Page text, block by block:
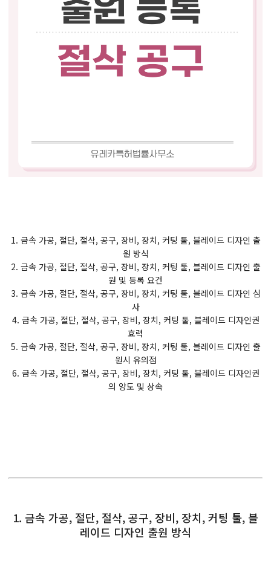
1. 금속 가공, 절단, 절삭, 공구, 장비, 장치, 커팅 툴, 블레이드 디자인 출
원 방식
2. 금속 가공, 절단, 절삭, 공구, 장비, 장치, 커팅 툴, 블레이드 디자인 출
원 및 등록 요건
3. 금속 가공, 절단, 절삭, 공구, 장비, 장치, 커팅 툴, 블레이드 디자인 심
사
4. 금속 가공, 절단, 절삭, 공구, 장비, 장치, 커팅 툴, 블레이드 디자인권
효력
5. 금속 가공, 절단, 절삭, 공구, 장비, 장치, 커팅 툴, 블레이드 디자인 출
원시 유의점
6. 금속 가공, 절단, 절삭, 공구, 장비, 장치, 커팅 툴, 블레이드 디자인권
의 양도 및 상속
1. 금속 가공, 절단, 절삭, 공구, 장비, 장치, 커팅 툴, 블
레이드 디자인 출원 방식